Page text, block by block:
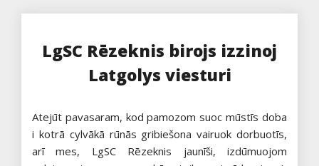
LgSC Rēzeknis birojs izzinoj
Latgolys viesturi
Atejūt pavasaram, kod pamozom suoc mūstīs doba
i kotrā cylvākā rūnās gribiešona vairuok dorbuotīs,
arī mes, LgSC Rēzeknis jaunīši, izdūmuojom